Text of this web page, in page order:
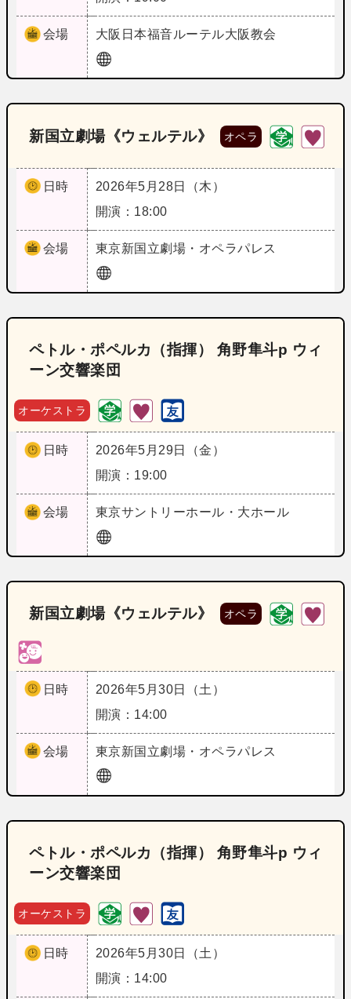
会場 大阪 日本福音ルーテル大阪教会
新国立劇場《ウェルテル》 オペラ
日時
2026年5月28日（木）
開演：18:00
会場 東京新国立劇場・オペラパレス
ペトル・ポペルカ（指揮） 角野隼斗p ウィ
ーン交響楽団
オーケストラ
日時
2026年5月29日（金）
開演：19:00
会場 東京サントリーホール・大ホール
新国立劇場《ウェルテル》 オペラ
日時
2026年5月30日（土）
開演：14:00
会場 東京新国立劇場・オペラパレス
ペトル・ポペルカ（指揮） 角野隼斗p ウィ
ーン交響楽団
オーケストラ
日時
2026年5月30日（土）
開演：14:00